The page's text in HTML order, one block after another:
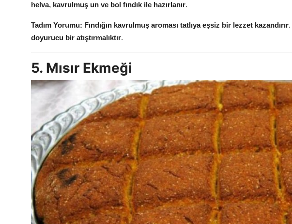
helva, kavrulmuş un ve bol fındık ile hazırlanır.
Tadım Yorumu: Fındığın kavrulmuş aroması tatlıya eşsiz bir lezzet kazandırır.
doyurucu bir atıştırmalıktır.
5. Mısır Ekmeği